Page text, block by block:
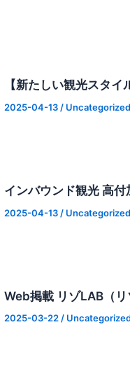
【新たしい観光スタ
2025-04-13 / Uncategorized
インバウンド観光 高
2025-04-13 / Uncategorized
Web掲載 リゾLAB（
2025-03-22/